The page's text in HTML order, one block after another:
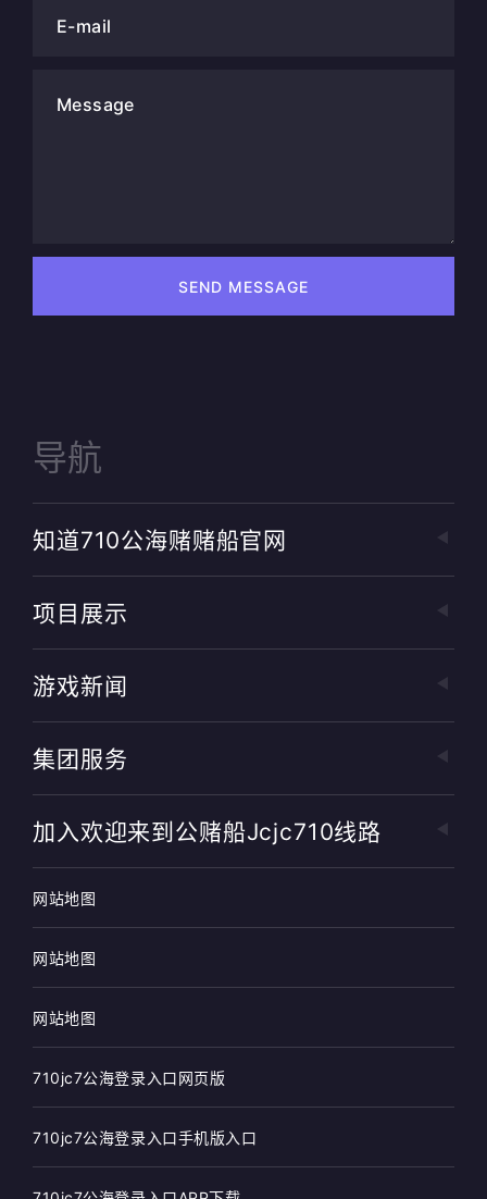
E-mail
Message
SEND MESSAGE
导航
知道710公海赌赌船官网
项目展示
游戏新闻
集团服务
加入欢迎来到公赌船jcjc710线路
网站地图
网站地图
网站地图
710jc7公海登录入口网页版
710jc7公海登录入口手机版入口